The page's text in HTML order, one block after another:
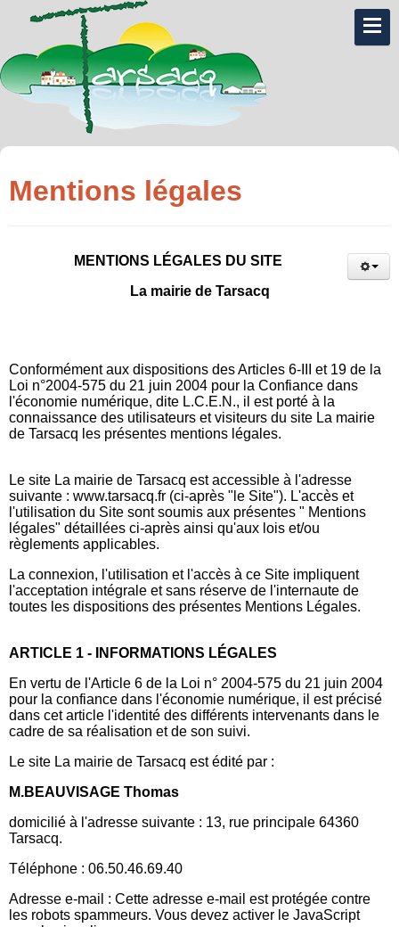
Mentions légales
MENTIONS LÉGALES DU SITE
La mairie de Tarsacq
Conformément aux dispositions des Articles 6-III et 19 de la
Loi n°2004-575 du 21 juin 2004 pour la Confiance dans
l'économie numérique, dite L.C.E.N., il est porté à la
connaissance des utilisateurs et visiteurs du site La mairie
de Tarsacq les présentes mentions légales.
Le site La mairie de Tarsacq est accessible à l'adresse
suivante : www.tarsacq.fr (ci-après "le Site"). L'accès et
l'utilisation du Site sont soumis aux présentes " Mentions
légales" détaillées ci-après ainsi qu'aux lois et/ou
règlements applicables.
La connexion, l'utilisation et l'accès à ce Site impliquent
l'acceptation intégrale et sans réserve de l'internaute de
toutes les dispositions des présentes Mentions Légales.
ARTICLE 1 - INFORMATIONS LÉGALES
En vertu de l'Article 6 de la Loi n° 2004-575 du 21 juin 2004
pour la confiance dans l'économie numérique, il est précisé
dans cet article l'identité des différents intervenants dans le
cadre de sa réalisation et de son suivi.
Le site La mairie de Tarsacq est édité par :
M.BEAUVISAGE Thomas
domicilié à l'adresse suivante : 13, rue principale 64360
Tarsacq.
Téléphone : 06.50.46.69.40
Adresse e-mail : Cette adresse e-mail est protégée contre
les robots spammeurs. Vous devez activer le JavaScript